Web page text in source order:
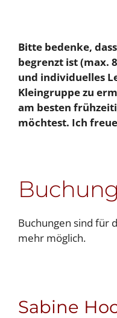
Bitte bedenke,
begrenzt ist (max.
und individuelles
Kleingruppe zu
am besten
möchtest. Ich
Buchungen sind für
mehr möglich.
Sabine